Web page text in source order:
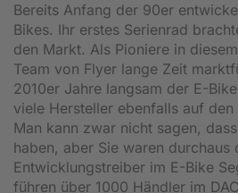
Bereits Anfang der 90er
Bikes. Ihr erstes Serienrad
den Markt. Als Pioniere in
Team von Flyer lange Zeit
2010er Jahre langsam der E-
viele Hersteller ebenfalls auf
Man kann zwar nicht sagen,
haben, aber Sie waren durchaus
Entwicklungstreiber im E-Bike
führen über 1000 Händler im